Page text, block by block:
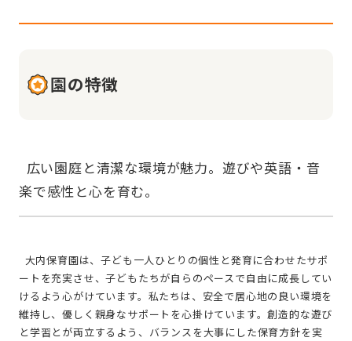
園の特徴
ートを充実させ、子どもたちが自らのペースで自由に成長してい
けるよう心がけています。私たちは、安全で居心地の良い環境を
維持し、優しく親身なサポートを心掛けています。創造的な遊び
と学習とが両立するよう、バランスを大事にした保育方針を実